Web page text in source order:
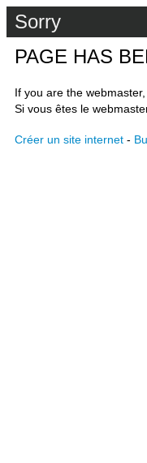
Sorry
PAGE HAS
If you are the
Si vous êtes le
Créer un site internet -